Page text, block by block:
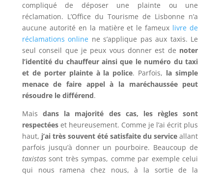
compliqué de déposer une plainte ou une
réclamation. L’Office du Tourisme de Lisbonne n’a
aucune autorité en la matière et le fameux livre de
réclamations online ne s’applique pas aux taxis. Le
seul conseil que je peux vous donner est de noter
l’identité du chauffeur ainsi que le numéro du taxi
et de porter plainte à la police. Parfois, la simple
menace de faire appel à la maréchaussée peut
résoudre le différend.
Mais dans la majorité des cas, les règles sont
respectéeset heureusement. Comme je l’ai écrit plus
haut, j’ai très souvent été satisfaite du service allant
parfois jusqu’à donner un pourboire. Beaucoup de
taxistassont très sympas, comme par exemple celui
qui nous ramena chez nous, à la sortie de la